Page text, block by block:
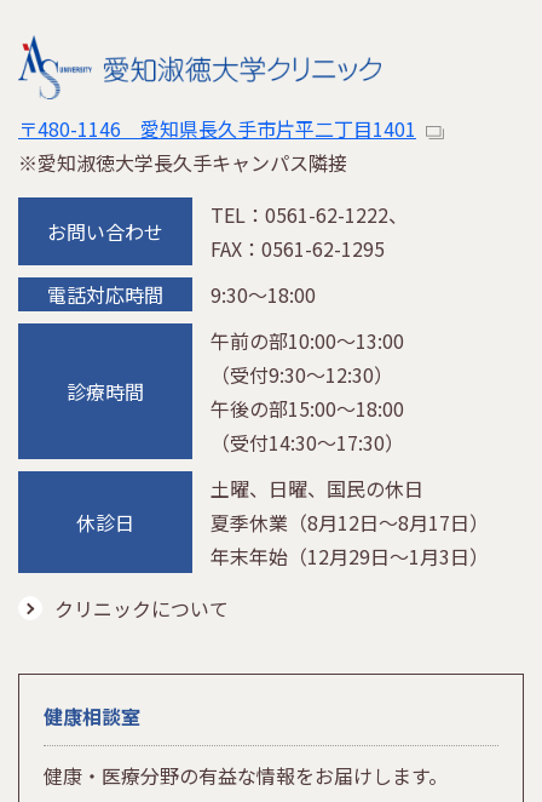
〒480-1146 愛知県長久手市片平二丁目1401
※愛知淑徳大学長久手キャンパス隣接
お問い合わせ
TEL：0561-62-1222、
FAX：0561-62-1295
電話対応時間
9:30～18:00
診療時間
午前の部10:00～13:00
（受付9:30～12:30）
午後の部15:00～18:00
（受付14:30～17:30）
休診日
土曜、日曜、国民の休日
夏季休業（8月12日〜8月17日）
年末年始（12月29日〜1月3日）
クリニックについて
健康相談室
健康・医療分野の有益な情報をお届けします。